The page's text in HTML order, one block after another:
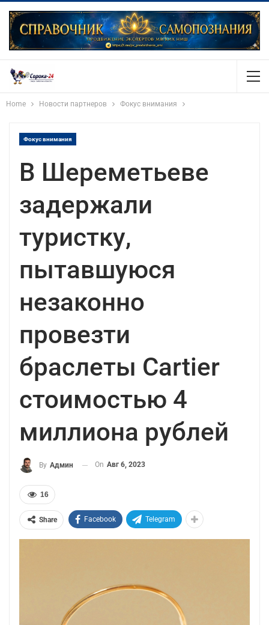
Home Новости партнеров Фокус внимания
Фокус внимания
В Шереметьеве
задержали
туристку,
пытавшуюся
незаконно
провезти
браслеты Cartier
стоимостью 4
миллиона рублей
By Админ On Авг 6, 2023
16
Share Facebook Telegram